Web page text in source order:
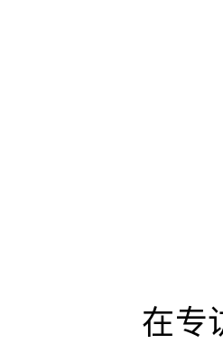
在专